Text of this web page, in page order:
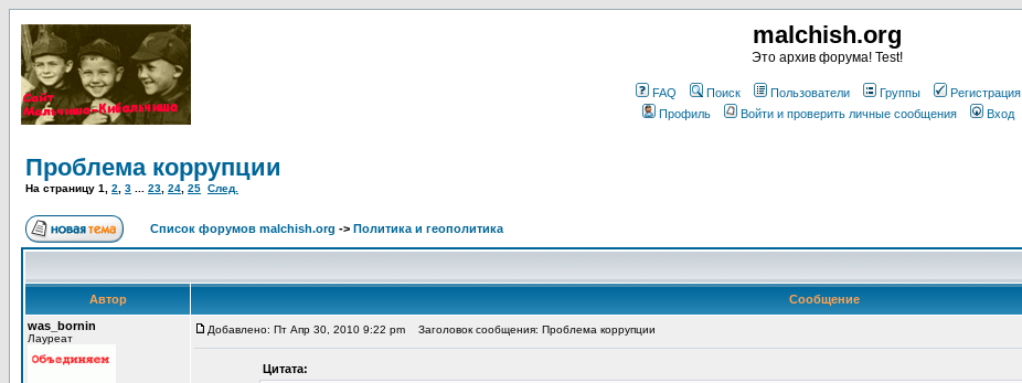
malchish.org
Это архив форума! Test!
FAQ Поиск Пользователи Группы
Регистрация
Профиль
Войти и проверить личные сообщения Вход
Проблема коррупции
На страницу 1 2 3 23 24 25 След.
Список форумов malchish.org -> Политика и геополитика
Автор
Сообщение
was_bornin
Лауреат
Добавлено: Пт Апр 30, 2010 9:22 pm Заголовок сообщения: Проблема коррупции
Цитата: